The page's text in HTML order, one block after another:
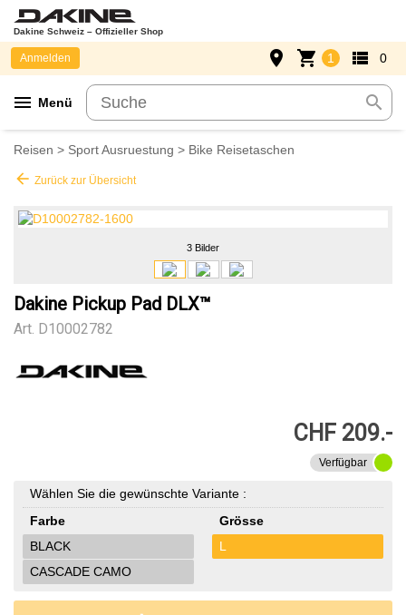
Dakine Schweiz – Offizieller Shop
menu Menü search
Anmelden place shopping_cart 1 view_list 0
Reisen > Sport Ausruestung > Bike Reisetaschen
arrow_back Zurück zur Übersicht
3 Bilder
Dakine Pickup Pad DLX™
Art. D10002782
CHF 209.-
Verfügbar
Wählen Sie die gewünschte Variante :
Farbe
BLACK
CASCADE CAMO
Grösse
L